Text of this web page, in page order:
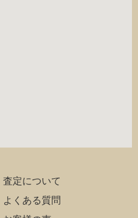
査定について
よくある質問